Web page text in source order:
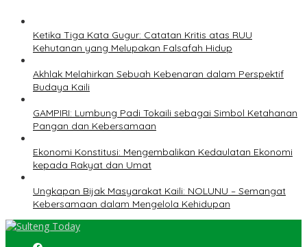
Ketika Tiga Kata Gugur: Catatan Kritis atas RUU
Kehutanan yang Melupakan Falsafah Hidup
Akhlak Melahirkan Sebuah Kebenaran dalam Perspektif
Budaya Kaili
GAMPIRI: Lumbung Padi Tokaili sebagai Simbol Ketahanan
Pangan dan Kebersamaan
Ekonomi Konstitusi: Mengembalikan Kedaulatan Ekonomi
kepada Rakyat dan Umat
Ungkapan Bijak Masyarakat Kaili: NOLUNU – Semangat
Kebersamaan dalam Mengelola Kehidupan